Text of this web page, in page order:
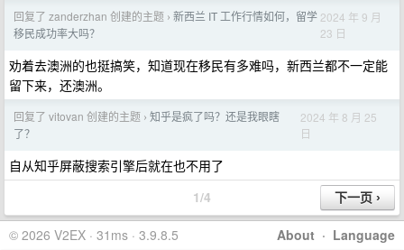
回复了 zanderzhan 创建的主题 › 新西兰 IT 工作行情如何，留学
移民成功率大吗？
2024 年 9 月
23 日
劝着去澳洲的也挺搞笑，知道现在移民有多难吗，新西兰都不一定能
留下来，还澳洲。
回复了 vitovan 创建的主题 › 知乎是疯了吗？还是我眼瞎
了？
2024 年 8 月 25
日
自从知乎屏蔽搜索引擎后就在也不用了
1/4
About · Language
© 2026 V2EX · 31ms · 3.9.8.5